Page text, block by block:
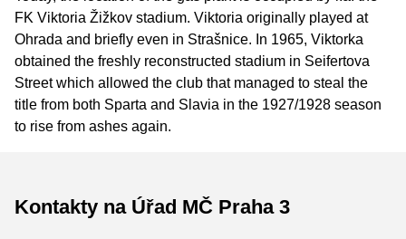
FK Viktoria Žižkov stadium. Viktoria originally played at
Ohrada and briefly even in Strašnice. In 1965, Viktorka
obtained the freshly reconstructed stadium in Seifertova
Street which allowed the club that managed to steal the
title from both Sparta and Slavia in the 1927/1928 season
to rise from ashes again.
Kontakty na Úřad MČ Praha 3